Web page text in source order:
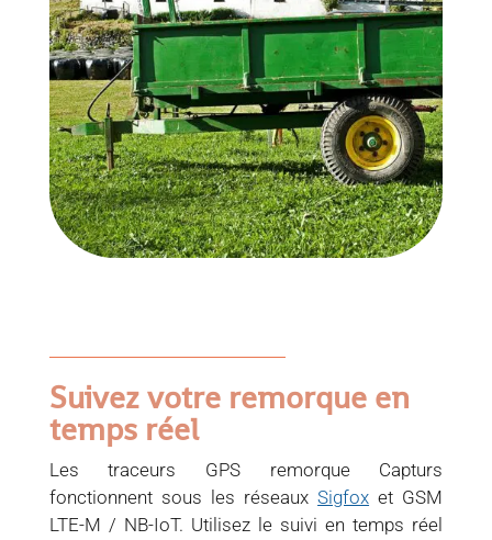
Suivez votre remorque en
temps réel
Les traceurs GPS remorque Capturs
fonctionnent sous les réseauxSigfox et GSM
LTE-M / NB-IoT. Utilisez le suivi en temps réel